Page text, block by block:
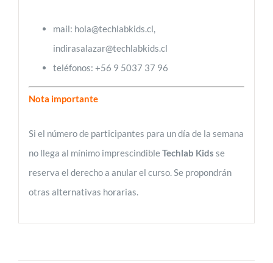
mail: hola@techlabkids.cl,
indirasalazar@techlabkids.cl
teléfonos: +56 9 5037 37 96
Nota importante
Si el número de participantes para un día de la semana
no llega al mínimo imprescindibleTechlab Kids se
reserva el derecho a anular el curso. Se propondrán
otras alternativas horarias.